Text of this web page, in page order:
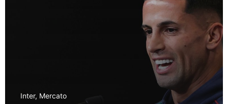
Inter, Mercato